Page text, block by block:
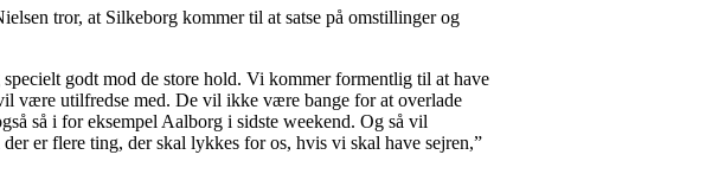
tror, at Silkeborg kommer til at satse på omstillinger og
godt mod de store hold. Vi kommer formentlig til at have
være utilfredse med. De vil ikke være bange for at overlade
så i for eksempel Aalborg i sidste weekend. Og så vil
er flere ting, der skal lykkes for os, hvis vi skal have sejren,”